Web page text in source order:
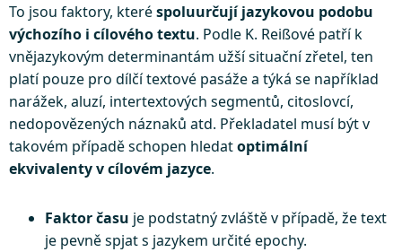
To jsou faktory, kteréspoluurčují jazykovou podobu
výchozího i cílového textu. Podle K. Reißové patří k
vnějazykovým determinantám užší situační zřetel, ten
platí pouze pro dílčí textové pasáže a týká se například
narážek, aluzí, intertextových segmentů, citoslovcí,
nedopovězených náznaků atd. Překladatel musí být v
takovém případě schopen hledatoptimální
ekvivalenty v cílovém jazyce.
Faktor času je podstatný zvláště v případě, že text
je pevně spjat s jazykem určité epochy.